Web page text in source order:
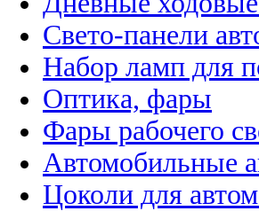
Свето-панели
Набор ламп для
Оптика, фары
Фары рабочего
Автомобильные
Цоколи для